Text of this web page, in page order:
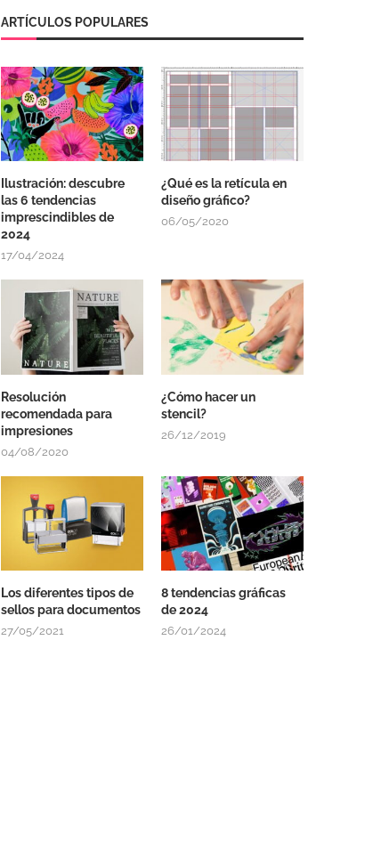
ARTÍCULOS POPULARES
Ilustración: descubre
las 6 tendencias
imprescindibles de
2024
17/04/2024
¿Qué es la retícula en
diseño gráfico?
06/05/2020
Resolución
recomendada para
impresiones
04/08/2020
¿Cómo hacer un
stencil?
26/12/2019
Los diferentes tipos de
sellos para documentos
27/05/2021
8 tendencias gráficas
de 2024
26/01/2024